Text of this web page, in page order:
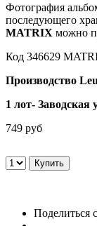
Фотография
последующего
MATRIX можно
Код 346629
Производство
1 лот- Заводская
749 руб
Поделиться